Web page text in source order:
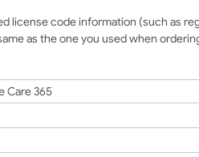
license code information (such as
as the one you used when